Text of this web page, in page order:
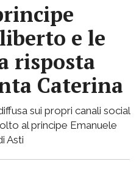
e le
risposta
Caterina
sui propri canali social
al principe Emanuele
Asti